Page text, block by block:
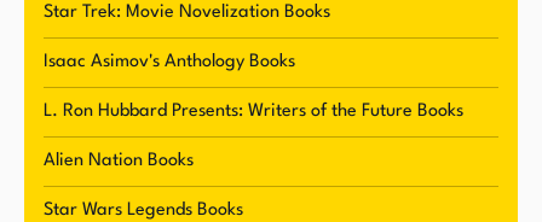
Star Trek: Movie Novelization Books
Isaac Asimov's Anthology Books
L. Ron Hubbard Presents: Writers of the Future Books
Alien Nation Books
Star Wars Legends Books